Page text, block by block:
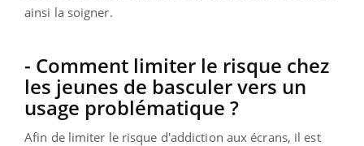
ainsi la soigner.
- Comment limiter le risque chez
les jeunes de basculer vers un
usage problématique ?
Afin de limiter le risque d'addiction aux écrans, il est